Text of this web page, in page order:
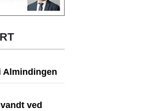
Almindingen
ved